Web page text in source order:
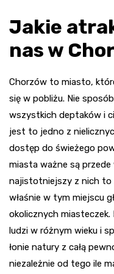
Jakie
nas w
Chorzów to miasto,
się w pobliżu. Nie
wszystkich deptaków i
jest to jedno z
dostęp do świeżego
miasta ważne są
najistotniejszy z nich to
właśnie w tym miejscu
okolicznych
ludzi w różnym wieku i
łonie natury z całą
niezależnie od tego ile